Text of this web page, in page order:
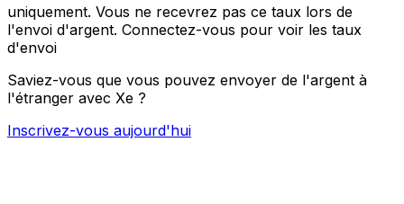
uniquement. Vous ne recevrez pas ce taux lors de
l'envoi d'argent. Connectez-vous pour voir les taux
d'envoi
Saviez-vous que vous pouvez envoyer de l'argent à
l'étranger avec Xe ?
Inscrivez-vous aujourd'hui